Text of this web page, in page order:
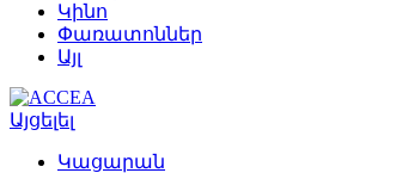
Կինո
Փառատոններ
Այլ
Այցելել
Կացարան